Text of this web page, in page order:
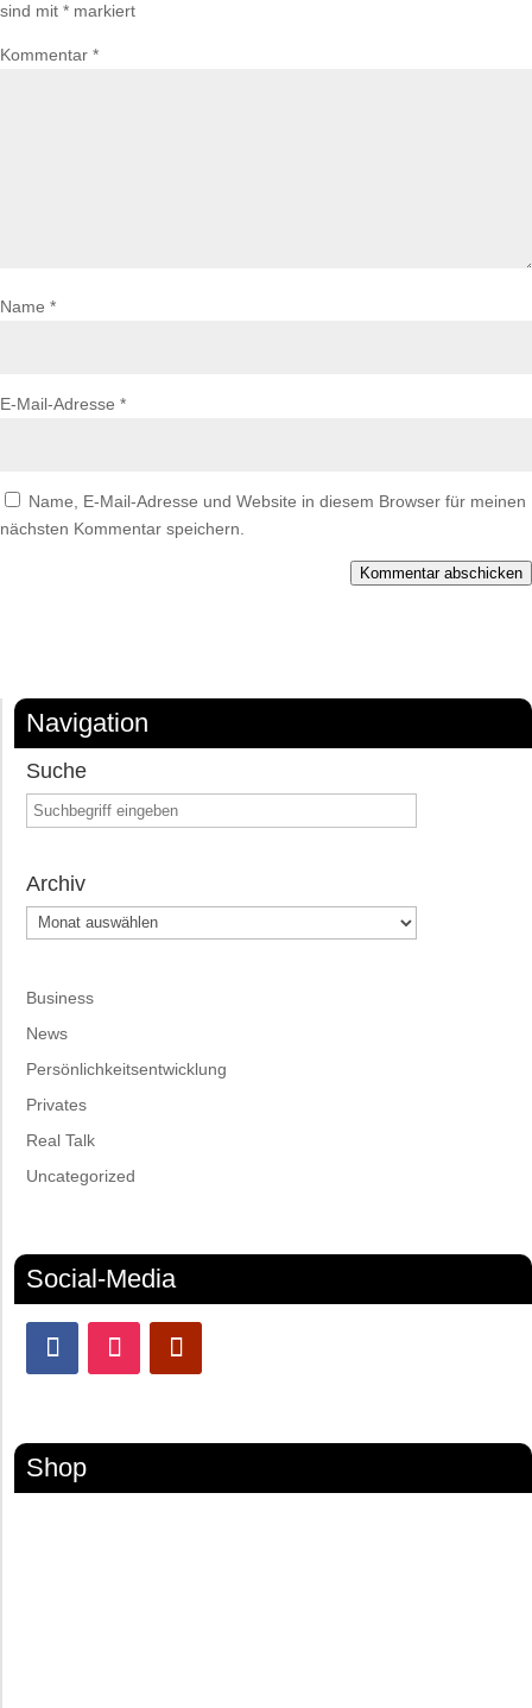
sind mit * markiert
Kommentar *
Name *
E-Mail-Adresse *
Name, E-Mail-Adresse und Website in diesem Browser für meinen
nächsten Kommentar speichern.
Kommentar abschicken
Navigation
Suche
Archiv
Archiv
Business
News
Persönlichkeitsentwicklung
Privates
Real Talk
Uncategorized
Social-Media
Shop